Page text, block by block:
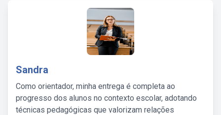
Sandra
Como orientador, minha entrega é completa ao
progresso dos alunos no contexto escolar, adotando
técnicas pedagógicas que valorizam relações